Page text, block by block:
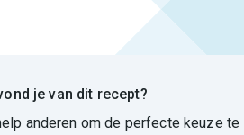
je van dit recept?
anderen om de perfecte keuze te